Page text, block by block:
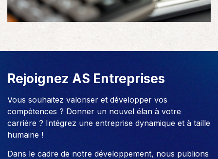
Rejoignez AS Entreprises
Vous souhaitez valoriser et développer vos
compétences ? Donner un nouvel élan à votre
carrière ? Intégrez une entreprise dynamique et à taille
humaine !
Dans le cadre de notre développement, nous publions